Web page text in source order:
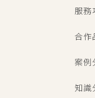
服務
合作
案例
知識